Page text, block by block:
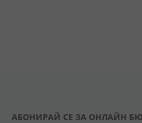
АБОНИРАЙ СЕ ЗА ОНЛАЙН